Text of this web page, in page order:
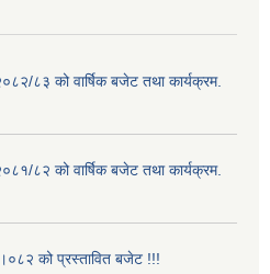
८३ को वार्षिक बजेट तथा कार्यक्रम.
८२ को वार्षिक बजेट तथा कार्यक्रम.
को प्रस्तावित बजेट !!!